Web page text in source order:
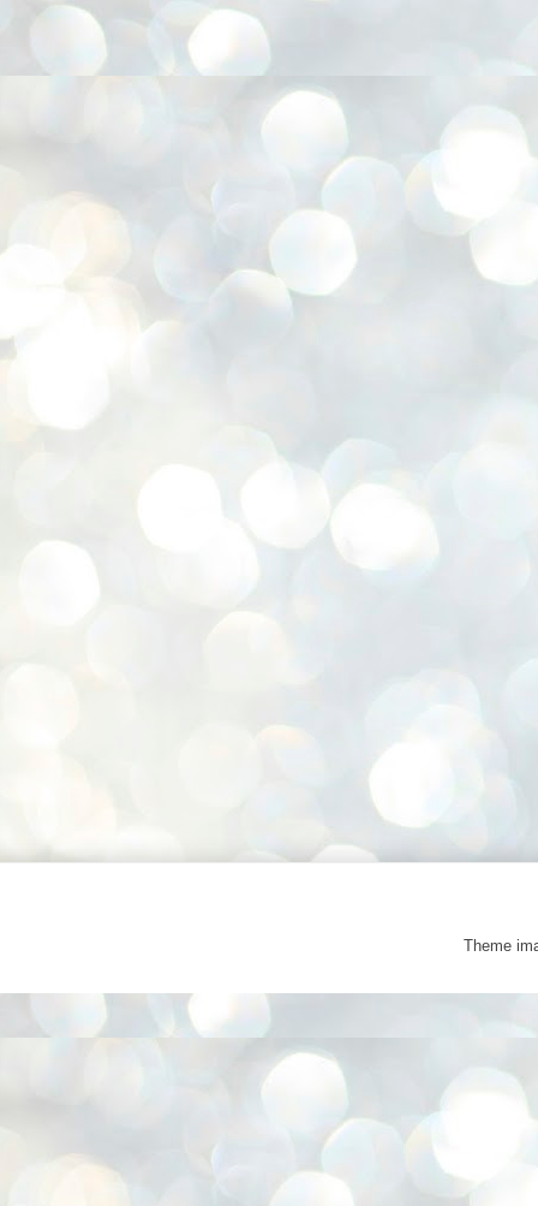
Theme